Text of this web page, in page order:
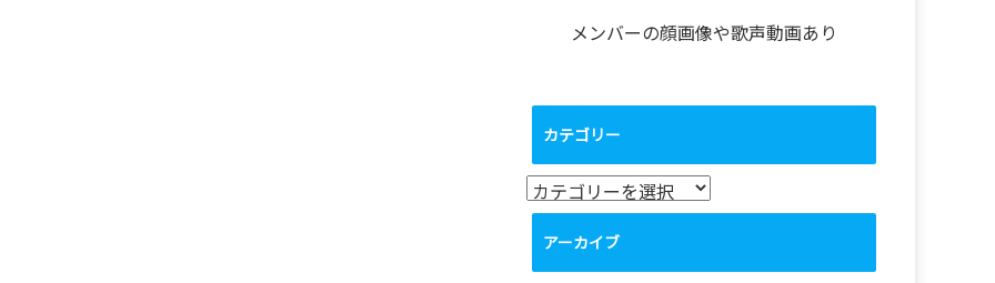
メンバーの顔画像や歌声動画あり
カテゴリー
カ
テ
リ
アーカイブ